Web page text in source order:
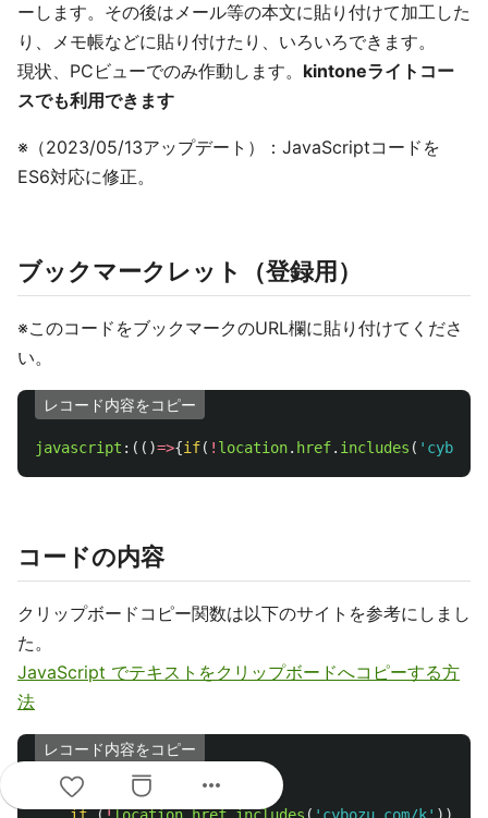
ーします。その後はメール等の本文に貼り付けて加工した
り、メモ帳などに貼り付けたり、いろいろできます。
現状、PCビューでのみ作動します。 kintoneライトコー
スでも利用できます
※（2023/05/13アップデート）：JavaScriptコードを
ES6対応に修正。
ブックマークレット（登録用）
※このコードをブックマークのURL欄に貼り付けてくださ
い。
レコード内容をコピー
javascript :(()=>{if( ! location. href. includes ( '
コードの内容
クリップボードコピー関数は以下のサイトを参考にしまし
た。
JavaScript でテキストをクリップボードへコピーする方
法
レコード内容をコピー
javascript (()
{more_horiz